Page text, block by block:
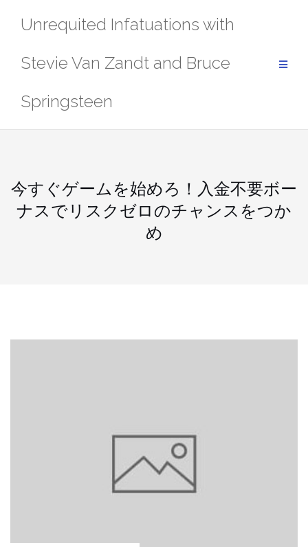
Unrequited Infatuations with
Stevie Van Zandt and Bruce
Springsteen
今すぐゲームを始めろ！入金不要ボー
ナスでリスクゼロのチャンスをつか
め